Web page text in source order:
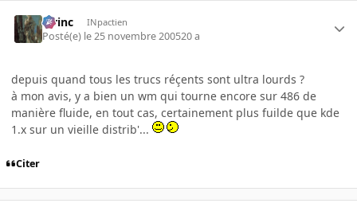
lorinc INpactien
Posté(e) le 25 novembre 200520 a
depuis quand tous les trucs réçents sont ultra lourds ?
à mon avis, y a bien un wm qui tourne encore sur 486 de
manière fluide, en tout cas, certainement plus fuilde que kde
1.x sur un vieille distrib'...
Citer